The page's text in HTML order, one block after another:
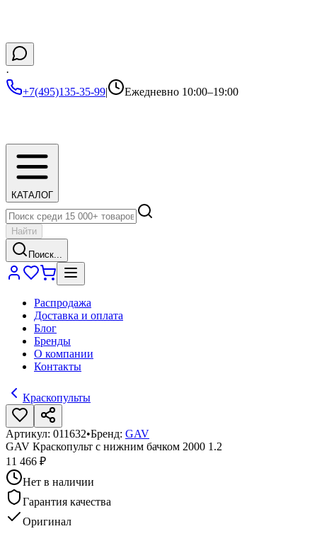
·
+7(495)135-35-99| Ежедневно 10:00–19:00
КАТАЛОГ
Найти
Поиск...
Распродажа
Доставка и оплата
Блог
Бренды
О компании
Контакты
Краскопульты
Артикул: 011632•Бренд: GAV
GAV Краскопульт с нижним бачком 2000 1.2
11 466 ₽
Нет в наличии
Гарантия качества
Оригинал